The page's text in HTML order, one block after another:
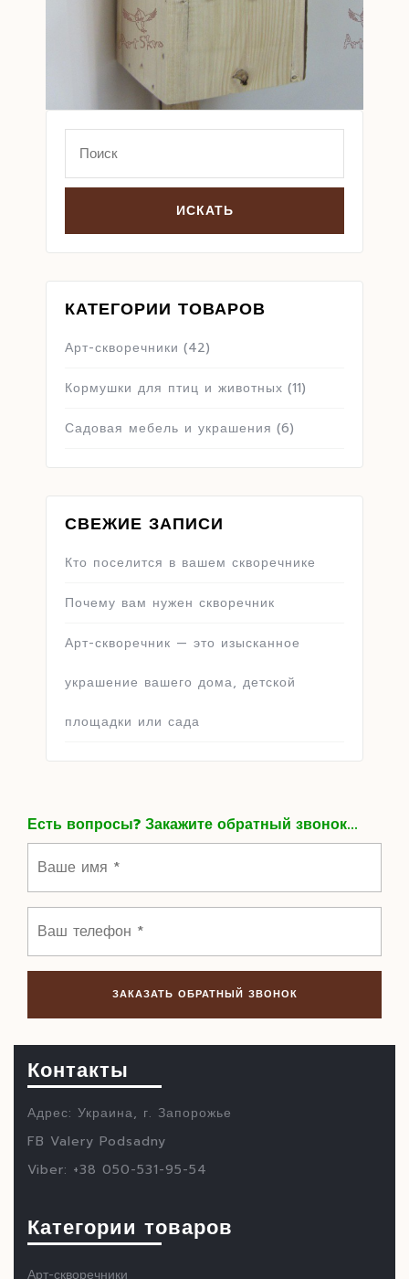
for:
КАТЕГОРИИ ТОВАРОВ
Арт-скворечники (42)
Кормушки для птиц и животных (11)
Садовая мебель и украшения (6)
СВЕЖИЕ ЗАПИСИ
Кто поселится в вашем скворечнике
Почему вам нужен скворечник
Арт-скворечник — это изысканное
украшение вашего дома, детской
площадки или сада
Есть вопросы? Закажите обратный звонок...
Контакты
Адрес: Украина, г. Запорожье
FB Valery Podsadny
Viber: +38 050-531-95-54
Категории товаров
Арт-скворечники